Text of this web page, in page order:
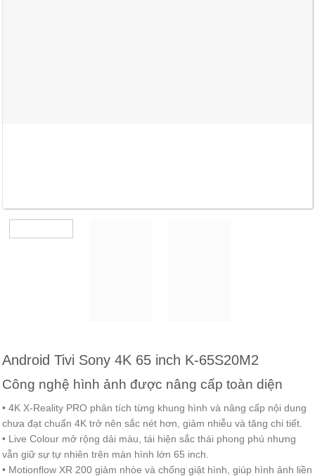
Android Tivi Sony 4K 65 inch K-65S20M2
Công nghệ hình ảnh được nâng cấp toàn diện
• 4K X-Reality PRO phân tích từng khung hình và nâng cấp nội dung
chưa đạt chuẩn 4K trở nên sắc nét hơn, giảm nhiễu và tăng chi tiết.
• Live Colour mở rộng dải màu, tái hiện sắc thái phong phú nhưng
vẫn giữ sự tự nhiên trên màn hình lớn 65 inch.
• Motionflow XR 200 giảm nhòe và chống giật hình, giúp hình ảnh liền